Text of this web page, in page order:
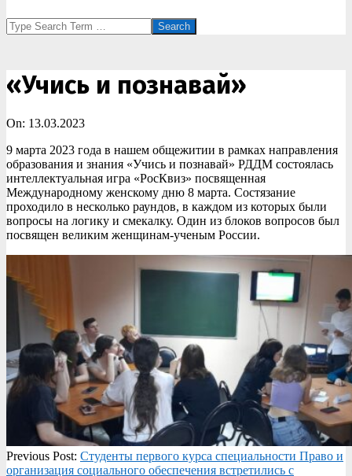
Search
«Учись и познавай»
On: 13.03.2023
9 марта 2023 года в нашем общежитии в рамках направления
образования и знания «Учись и познавай» РДДМ состоялась
интеллектуальная игра «РосКвиз» посвященная
Международному женскому дню 8 марта. Состязание
проходило в несколько раундов, в каждом из которых были
вопросы на логику и смекалку. Один из блоков вопросов был
посвящен великим женщинам-ученым России.
2023-
03-
Previous Post: Студенты первого курса специальности Право и
организация социального обеспечения встретились с